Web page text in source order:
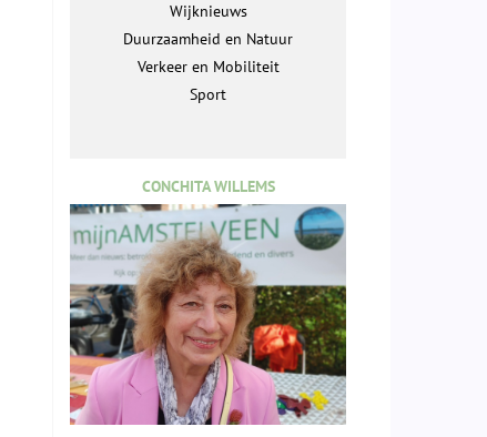
Wijknieuws
Duurzaamheid en Natuur
Verkeer en Mobiliteit
Sport
CONCHITA WILLEMS